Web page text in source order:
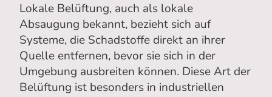
Lokale Belüftung, auch als lokale
Absaugung bekannt, bezieht sich auf
Systeme, die Schadstoffe direkt an ihrer
Quelle entfernen, bevor sie sich in der
Umgebung ausbreiten können. Diese Art der
Belüftung ist besonders in industriellen